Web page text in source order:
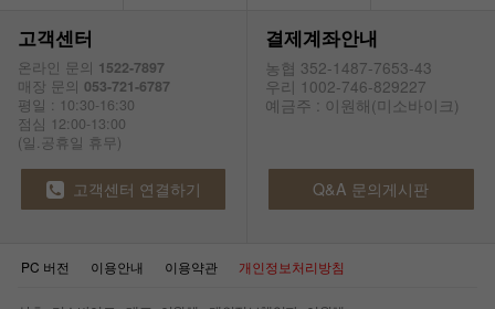
고객센터
온라인 문의 1522-7897
매장 문의 053-721-6787
평일 : 10:30-16:30
점심 12:00-13:00
(일.공휴일 휴무)
결제계좌안내
농협 352-1487-7653-43
우리 1002-746-829227
예금주 : 이원해(미소바이크)
고객센터 연결하기 Q&A 문의게시판
PC 버전 이용안내 이용약관 개인정보처리방침